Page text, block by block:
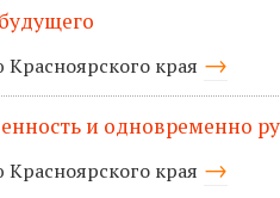
Красноярского края
и одновременно
Красноярского края